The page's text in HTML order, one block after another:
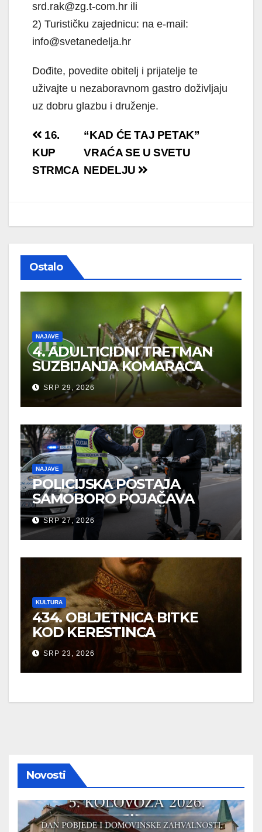
srd.rak@zg.t-com.hr ili
2) Turističku zajednicu: na e-mail:
info@svetanedelja.hr
Dođite, povedite obitelj i prijatelje te
uživajte u nezaboravnom gastro doživljaju
uz dobru glazbu i druženje.
Navigacija
objava
“KAD ĆE TAJ PETAK”
VRAĆA SE U SVETU
NEDELJU
16.
KUP
STRMCA
Ostalo
NAJAVE
4. ADULTICIDNI TRETMAN
SUZBIJANJA KOMARACA
SRP 29, 2026
NAJAVE
POLICIJSKA POSTAJA
SAMOBORO POJAČAVA
MJERE U CILJU ZAŠTITE
SVIH SUDIONIKA U
PROMETU
SRP 27, 2026
KULTURA
434. OBLJETNICA BITKE
KOD KERESTINCA
SRP 23, 2026
Novosti